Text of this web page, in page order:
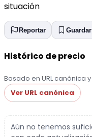
situación
Reportar Guardar
Histórico de precio
Basado en URL canónica
Ver URL canónica
Aún no tenemos